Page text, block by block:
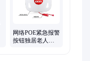
网络POE紧急报警
按钮独居老人呼